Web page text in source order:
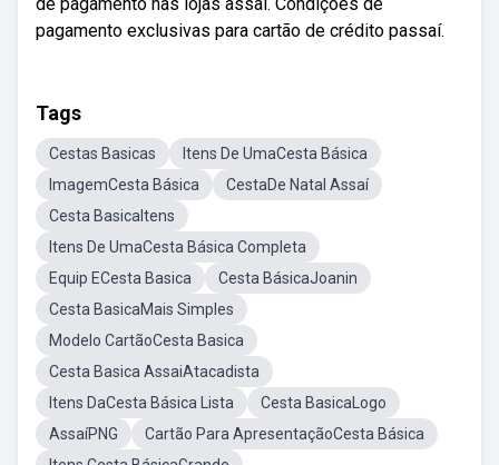
pagamento exclusivas para cartão de crédito passaí.
Tags
Cestas Basicas
Itens De UmaCesta Básica
ImagemCesta Básica
CestaDe Natal Assaí
Cesta BasicaItens
Itens De UmaCesta Básica Completa
Equip ECesta Basica
Cesta BásicaJoanin
Cesta BasicaMais Simples
Modelo CartãoCesta Basica
Cesta Basica AssaiAtacadista
Itens DaCesta Básica Lista
Cesta BasicaLogo
AssaíPNG
Cartão Para ApresentaçãoCesta Básica